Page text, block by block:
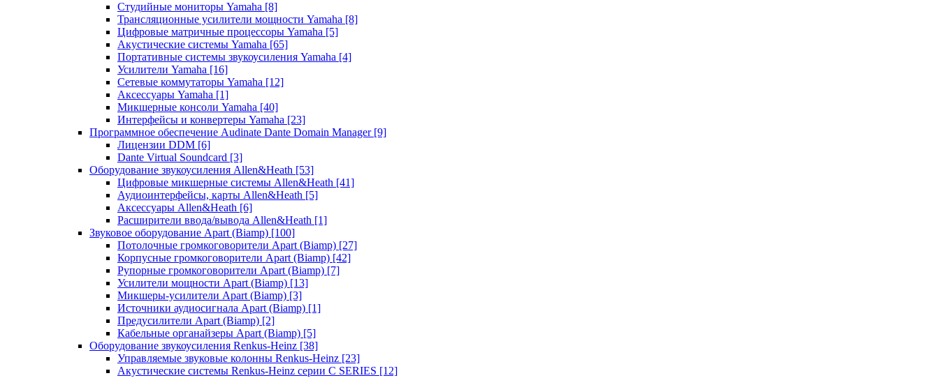
Студийные мониторы Yamaha [8]
Трансляционные усилители мощности Yamaha [8]
Цифровые матричные процессоры Yamaha [5]
Акустические системы Yamaha [65]
Портативные системы звукоусиления Yamaha [4]
Усилители Yamaha [16]
Сетевые коммутаторы Yamaha [12]
Аксессуары Yamaha [1]
Микшерные консоли Yamaha [40]
Интерфейсы и конвертеры Yamaha [23]
Программное обеспечение Audinate Dante Domain Manager [9]
Лицензии DDM [6]
Dante Virtual Soundcard [3]
Оборудование звукоусиления Allen&Heath [53]
Цифровые микшерные системы Allen&Heath [41]
Аудиоинтерфейсы, карты Allen&Heath [5]
Аксессуары Allen&Heath [6]
Расширители ввода/вывода Allen&Heath [1]
Звуковое оборудование Apart (Biamp) [100]
Потолочные громкоговорители Apart (Biamp) [27]
Корпусные громкоговорители Apart (Biamp) [42]
Рупорные громкоговорители Apart (Biamp) [7]
Усилители мощности Apart (Biamp) [13]
Микшеры-усилители Apart (Biamp) [3]
Источники аудиосигнала Apart (Biamp) [1]
Предусилители Apart (Biamp) [2]
Кабельные органайзеры Apart (Biamp) [5]
Оборудование звукоусиления Renkus-Heinz [38]
Управляемые звуковые колонны Renkus-Heinz [23]
Акустические системы Renkus-Heinz серии C SERIES [12]